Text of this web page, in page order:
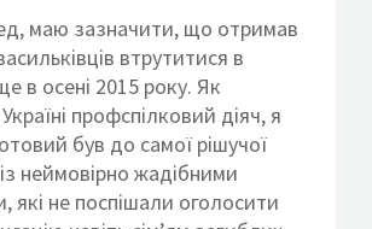
маю зазначити, що отримав
втрутитися в
в осені 2015 року. Як
профспілковий діяч, я
був до самої рішучої
неймовірно жадібними
які не поспішали оголосити